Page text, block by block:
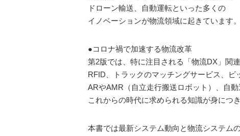
ドローン輸送、自動運転といった多くの
イノベーションが物流領域に起きています。
●コロナ禍で加速する物流改革
第2版では、特に注目される「物流DX」関
RFID、トラックのマッチングサービス、ビ
ARやAMR（自立走行搬送ロボット）、自動
これからの時代に求められる知識が身につき
本書では最新システム動向と物流システムの